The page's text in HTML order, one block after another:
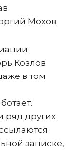
Мохов.
Козлов
в том
ряд других
записке,